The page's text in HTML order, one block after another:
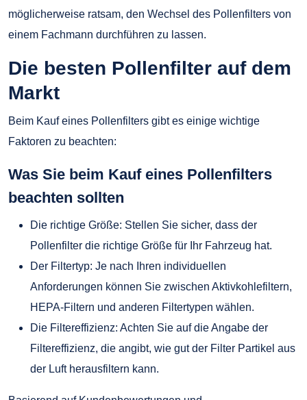
möglicherweise ratsam, den Wechsel des Pollenfilters von
einem Fachmann durchführen zu lassen.
Die besten Pollenfilter auf dem
Markt
Beim Kauf eines Pollenfilters gibt es einige wichtige
Faktoren zu beachten:
Was Sie beim Kauf eines Pollenfilters
beachten sollten
Die richtige Größe: Stellen Sie sicher, dass der
Pollenfilter die richtige Größe für Ihr Fahrzeug hat.
Der Filtertyp: Je nach Ihren individuellen
Anforderungen können Sie zwischen Aktivkohlefiltern,
HEPA-Filtern und anderen Filtertypen wählen.
Die Filtereffizienz: Achten Sie auf die Angabe der
Filtereffizienz, die angibt, wie gut der Filter Partikel aus
der Luft herausfiltern kann.